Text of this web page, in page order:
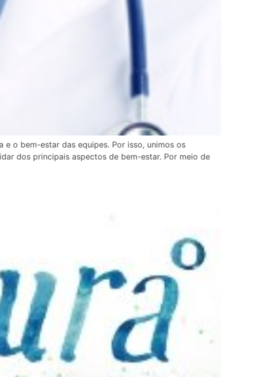
o bem-estar das equipes. Por isso, unimos os
dos principais aspectos de bem-estar. Por meio de